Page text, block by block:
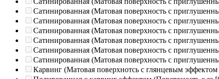
Сатинированная (Матовая поверхность с
Сатинированная (Матовая поверхность с
Сатинированная (Матовая поверхность с
Сатинированная (Матовая поверхность с
Сатинированная (Матовая поверхность с
Сатинированная (Матовая поверхность с
Карвинг (Матовая поверхнотсь с глянцевым эффектом